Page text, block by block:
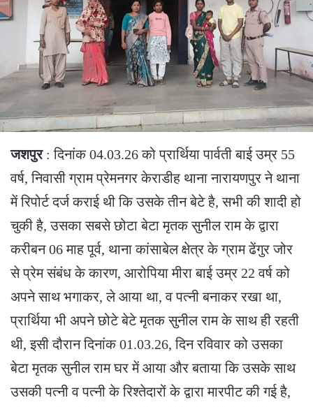
जशपुर: दिनांक 04.03.26 को प्रार्थिया पार्वती बाई उम्र 55
वर्ष, निवासी ग्राम प्रेमनगर केराडीह थाना नारायणपुर ने थाना
में रिपोर्ट दर्ज कराई थी कि उसके तीन बेटे है, सभी की शादी हो
चुकी है, उसका सबसे छोटा बेटा मृतक सुनील राम के द्वारा
करीबन 06 माह पूर्व, थाना कांसाबेल क्षेत्र के ग्राम ढेंगुर जोर
से प्रेम संबंध के कारण, आरोपिया मीरा बाई उम्र 22 वर्ष को
अपने साथ भगाकर, ले आया था, व पत्नी बनाकर रखा था,
प्रार्थिया भी अपने छोटे बेटे मृतक सुनील राम के साथ ही रहती
थी, इसी दौरान दिनांक 01.03.26, दिन रविवार को उसका
बेटा मृतक सुनील राम घर में आया और बताया कि उसके साथ
उसकी पत्नी व पत्नी के रिश्तेदारों के द्वारा मारपीट की गई है,